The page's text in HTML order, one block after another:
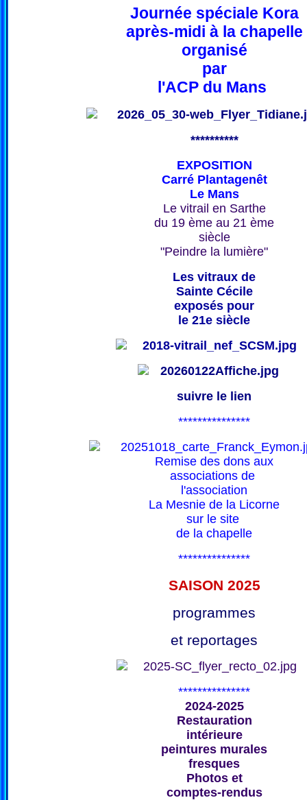
Journée spéciale Kora
après-midi à la chapelle
organisé
par
l'ACP du Mans
**********
EXPOSITION
Carré Plantagenêt
Le Mans
Le vitrail en Sarthe
du 19 ème au 21 ème
siècle
"Peindre la lumière"
Les vitraux de
Sainte Cécile
exposés pour
le 21e siècle
suivre le lien
***************
Remise des dons aux
associations de
l'association
La Mesnie de la Licorne
sur le site
de la chapelle
***************
SAISON 2025
programmes
et reportages
***************
2024-2025
Restauration
intérieure
peintures murales
fresques
Photos et
comptes-rendus